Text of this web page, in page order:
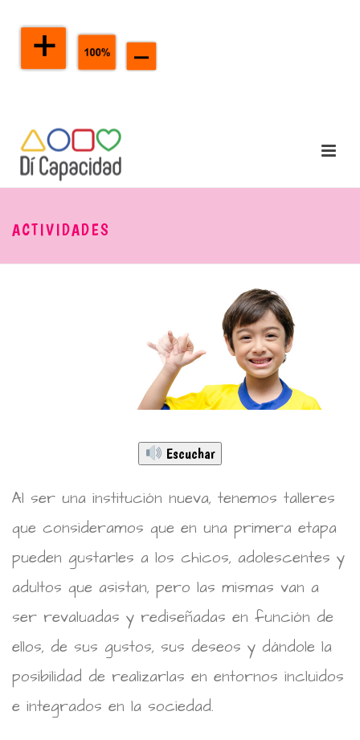
ACTIVIDADES
Escuchar
Al ser una institución nueva, tenemos talleres
que consideramos que en una primera etapa
pueden gustarles a los chicos, adolescentes y
adultos que asistan, pero las mismas van a
ser revaluadas y rediseñadas en función de
ellos, de sus gustos, sus deseos y dándole la
posibilidad de realizarlas en entornos incluidos
e integrados en la sociedad.